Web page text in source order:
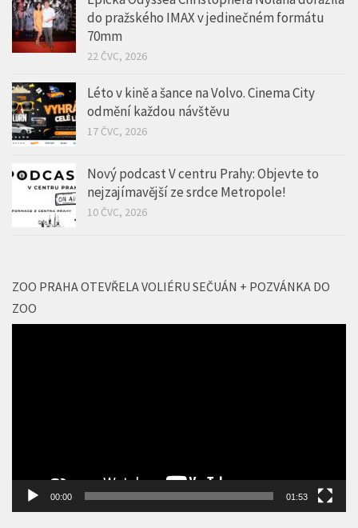
do pražského IMAX v jedinečném formátu
70mm
22 ČVC, 2026
Léto v kině a šance na Volvo. Cinema City
odmění každou návštěvu
17 ČVC, 2026
Nový podcast V centru Prahy: Objevte to
nejzajímavější ze srdce Metropole!
10 ČVC, 2026
ZOO PRAHA OTEVŘELA VOLIÉRU SEČUÁN + POZVÁNKA DO
ZOO
00:00 01:53